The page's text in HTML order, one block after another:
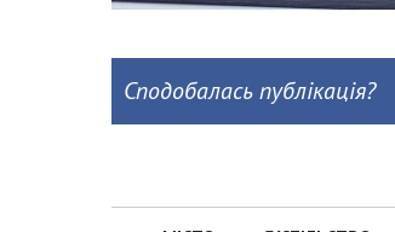
Сподобалась публікація?